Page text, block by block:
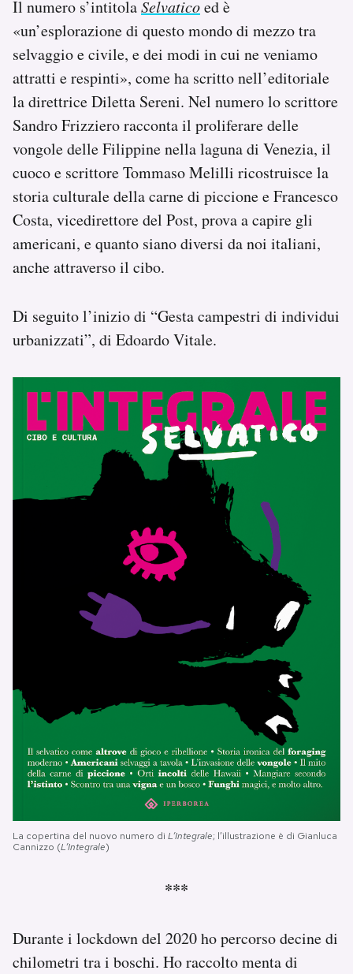
Il numero s’intitolaSelvaticoed è
«un’esplorazione di questo mondo di mezzo tra
selvaggio e civile, e dei modi in cui ne veniamo
attratti e respinti», come ha scritto nell’editoriale
la direttrice Diletta Sereni. Nel numero lo scrittore
Sandro Frizziero racconta il proliferare delle
vongole delle Filippine nella laguna di Venezia, il
cuoco e scrittore Tommaso Melilli ricostruisce la
storia culturale della carne di piccione e Francesco
Costa, vicedirettore del Post, prova a capire gli
americani, e quanto siano diversi da noi italiani,
anche attraverso il cibo.
Di seguito l’inizio di “Gesta campestri di individui
urbanizzati”, di Edoardo Vitale.
La copertina del nuovo numero di L’Integrale; l’illustrazione è di Gianluca
Cannizzo (L’Integrale)
***
Durante i lockdown del 2020 ho percorso decine di
chilometri tra i boschi. Ho raccolto menta di